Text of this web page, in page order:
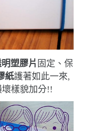
塑膠片 固定、保
紙護著如此一來,
樣貌加分!!